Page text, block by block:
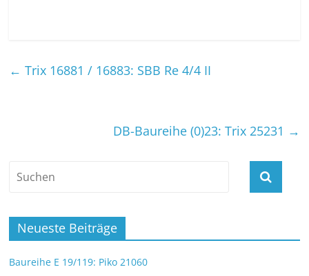
← Trix 16881 / 16883: SBB Re 4/4 II
DB-Baureihe (0)23: Trix 25231 →
Neueste Beiträge
Baureihe E 19/119: Piko 21060